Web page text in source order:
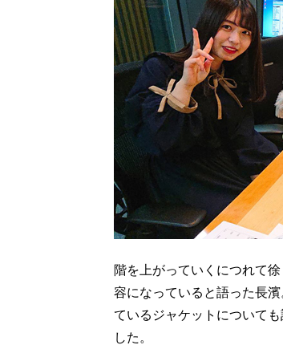
階を上がっていくにつれて
容になっていると語った長
ているジャケットについて
した。